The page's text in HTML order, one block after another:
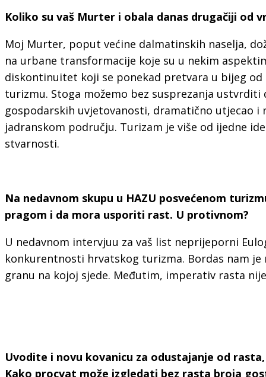
Koliko su vaš Murter i obala danas drugačiji od
Moj Murter, poput većine dalmatinskih naselja,
na urbane transformacije koje su u nekim
diskontinuitet koji se ponekad pretvara u bijeg
turizmu. Stoga možemo bez susprezanja
gospodarskih uvjetovanosti, dramatično utjecao
jadranskom području. Turizam je više od ijedne
stvarnosti.
Na nedavnom skupu u HAZU posvećenom
pragom i da mora usporiti rast. U protivnom?
U nedavnom intervjuu za vaš list neprijeporni
konkurentnosti hrvatskog turizma. Bordas nam
granu na kojoj sjede. Međutim, imperativ rasta
Uvodite i novu kovanicu za odustajanje od
Kako procvat može izgledati bez rasta broja